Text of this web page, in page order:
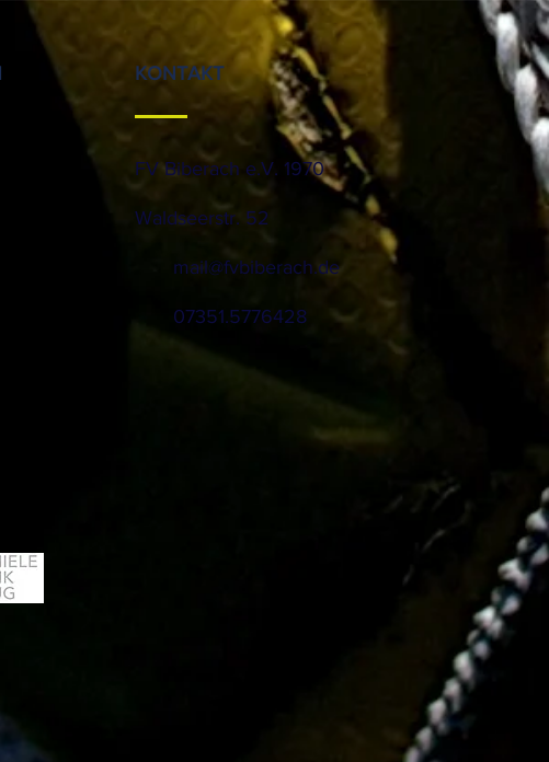
KONTAKT
FV Biberach e.V. 1970
Waldseerstr. 52
mail@fvbiberach.de
07351.5776428